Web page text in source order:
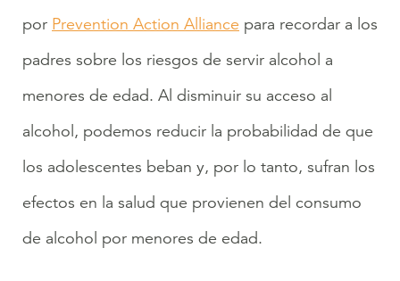
por Prevention Action Alliance para recordar a los
padres sobre los riesgos de servir alcohol a
menores de edad. Al disminuir su acceso al
alcohol, podemos reducir la probabilidad de que
los adolescentes beban y, por lo tanto, sufran los
efectos en la salud que provienen del consumo
de alcohol por menores de edad.